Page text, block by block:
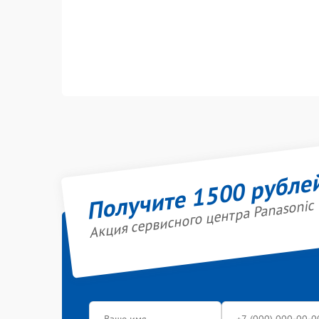
Получите 1500
Акция сервисного центра Panasonic